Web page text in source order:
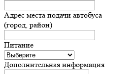
Адрес места подачи автобуса
(город, район)
Питание
Дополнительная информация